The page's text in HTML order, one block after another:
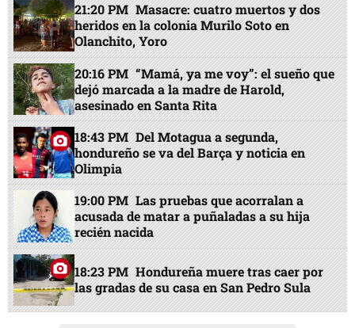
21:20 PM Masacre: cuatro muertos y dos
heridos en la colonia Murilo Soto en
Olanchito, Yoro
20:16 PM “Mamá, ya me voy”: el sueño que
dejó marcada a la madre de Harold,
asesinado en Santa Rita
18:43 PM Del Motagua a segunda,
hondureño se va del Barça y noticia en
Olimpia
19:00 PM Las pruebas que acorralan a
acusada de matar a puñaladas a su hija
recién nacida
18:23 PM Hondureña muere tras caer por
las gradas de su casa en San Pedro Sula